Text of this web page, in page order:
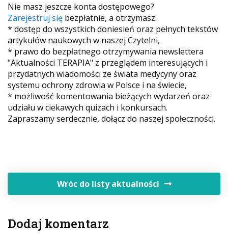
Nie masz jeszcze konta dostępowego?
Zarejestruj się bezpłatnie, a otrzymasz:
* dostęp do wszystkich doniesień oraz pełnych tekstów
artykułów naukowych w naszej Czytelni,
* prawo do bezpłatnego otrzymywania newslettera
"Aktualności TERAPIA" z przeglądem interesujących i
przydatnych wiadomości ze świata medycyny oraz
systemu ochrony zdrowia w Polsce i na świecie,
* możliwość komentowania bieżących wydarzeń oraz
udziału w ciekawych quizach i konkursach.
Zapraszamy serdecznie, dołącz do naszej społeczności.
Wróc do listy aktualności
Dodaj komentarz